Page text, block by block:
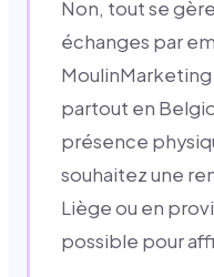
Non, tout se
échanges par
partout en
présence
souhaitez une
Liège ou en
possible pour